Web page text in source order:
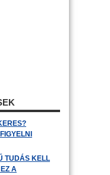
TUDÁS KELL
A